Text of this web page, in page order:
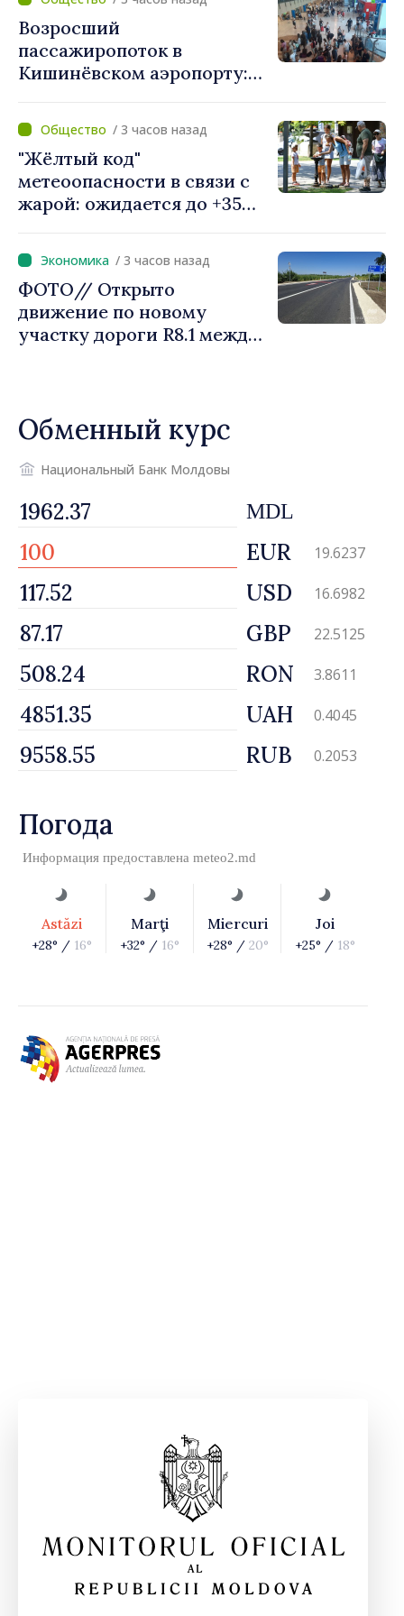
проанализирует
гидрологическую
ситуацию
Возросший
пассажиропоток в
Кишинёвском аэропорту:
путешественников
обслужены в июле
/ 3 часов назад
"Жёлтый код"
метеоопасности в связи с
жарой: ожидается до +35
/ 3 часов назад
ФОТО// Открыто
движение по новому
участку дороги R8.1 между
Обменный курс
Национальный Банк Молдовы
MDL
EUR 19.6237
USD 16.6982
GBP 22.5125
RON 3.8611
UAH 0.4045
RUB 0.2053
Погода
Информация предоставлена meteo2.md
Astăzi
+28° / 16°
Marţi
+32° / 16°
Miercuri
+28° / 20°
Joi
+25° / 18°